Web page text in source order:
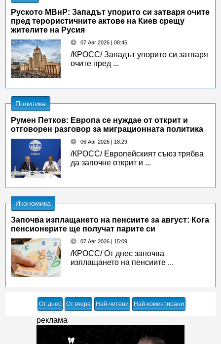
Руското МВнР: Западът упорито си затваря очите
пред терористичните актове на Киев срещу
жителите на Русия
07 Авг 2026 | 08:45
/КРОСС/ Западът упорито си затваря
очите пред ...
Политика
Румен Петков: Европа се нуждае от открит и
отговорен разговор за миграционната политика
06 Авг 2026 | 18:29
/КРОСС/ Европейският съюз трябва
да започне открит и ...
Икономика
Започва изплащането на пенсиите за август: Кога
пенсионерите ще получат парите си
07 Авг 2026 | 15:09
/КРОСС/ От днес започва
изплащането на пенсиите ...
От днес От вчера Най-четени Най-коментирани
реклама